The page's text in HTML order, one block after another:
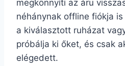
megkönnyíti az áru
néhánynak offline fiókja
a kiválasztott ruházat
próbálja ki őket, és csak
elégedett.